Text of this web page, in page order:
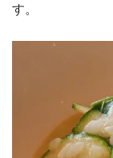
す。